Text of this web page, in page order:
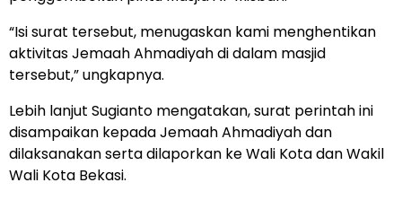
“Isi surat tersebut, menugaskan kami menghentikan
aktivitas Jemaah Ahmadiyah di dalam masjid
tersebut,” ungkapnya.
Lebih lanjut Sugianto mengatakan, surat perintah ini
disampaikan kepada Jemaah Ahmadiyah dan
dilaksanakan serta dilaporkan ke Wali Kota dan Wakil
Wali Kota Bekasi.